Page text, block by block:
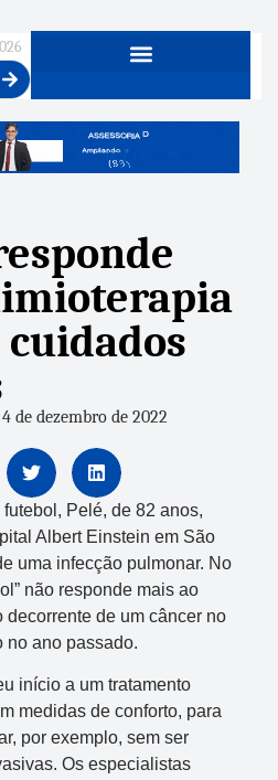
de dezembro de 2022
Pelé, de 82 anos,
Albert Einstein em São
uma infecção pulmonar. No
não responde mais ao
de um câncer no
no ano passado.
início a um tratamento
medidas de conforto, para
por exemplo, sem ser
Os especialistas